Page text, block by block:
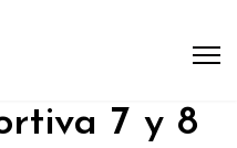
7 y 8